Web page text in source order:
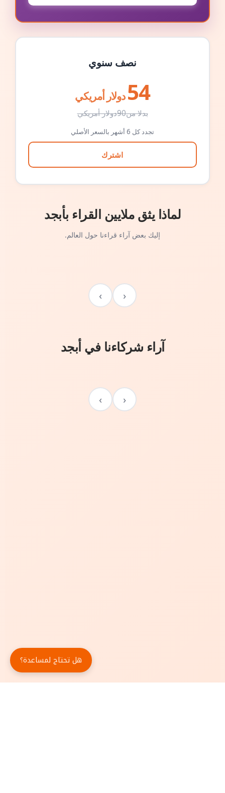
نصف سنوي
54 دولار أمريكي
بدلا من90دولار أمريكي
تجدد كل 6 أشهر بالسعر الأصلي
اشترك
لماذا يثق ملايين القراء بأبجد
إليك بعض آراء قراءنا حول العالم.
‹
›
آراء شركاءنا في أبجد
‹
›
هل تحتاج لمساعدة؟